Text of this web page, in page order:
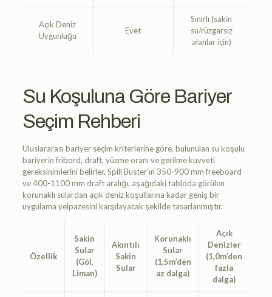
Açık Deniz
Uygunluğu
Evet
Sınırlı (sakin
su/rüzgarsız
alanlar için)
Su Koşuluna Göre Bariyer
Seçim Rehberi
Uluslararası bariyer seçim kriterlerine göre, bulunulan su koşulu
bariyerin fribord, draft, yüzme oranı ve gerilme kuvveti
gereksinimlerini belirler. Spill Buster’ın 350-900 mm freeboard
ve 400-1100 mm draft aralığı, aşağıdaki tabloda görülen
korunaklı sulardan açık deniz koşullarına kadar geniş bir
uygulama yelpazesini karşılayacak şekilde tasarlanmıştır.
Özellik
Sakin
Sular
(Göl,
Liman)
Akıntılı
Sakin
Sular
Korunaklı
Sular
(1,5m’den
az dalga)
Açık
Denizler
(1,0m’den
fazla
dalga)